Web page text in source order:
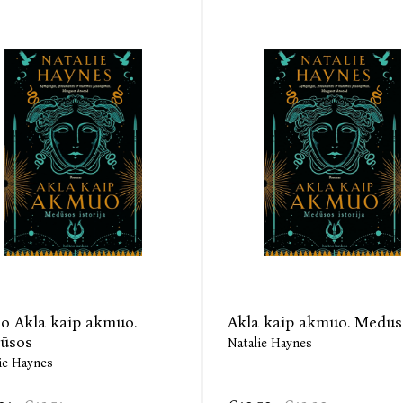
„Kirkė“ – ryškių veikėjų ir užburiančios
intrigas, sąžinę ir atsakomybę už savo
stiprybę, pasiaukojimą ir pergales vyrų
„Drąsi feministinė klasikinio mito interpretacija.“
O Magazine
„Kerintis pasakojimas apie paprastą ir sykiu
Eimear McBride
Madeline Miller (Madelina Miler, g. 1978
bestselerių viršūnes, susižėrė ne vieną
2019 m. „Women's Prize for Fiction“ sąrašą ir
Akla kaip akmuo.
Haynes
Akla kaip akmuo.
Natalie Haynes